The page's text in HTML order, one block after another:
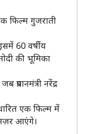
फिल्म गुजराती
60 वर्षीय
की भूमिका
नरेंद्र
एक फिल्म में
आएंगे।